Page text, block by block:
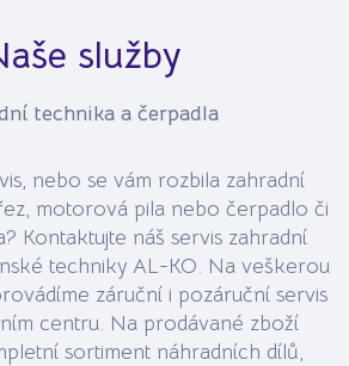
služby
technika a čerpadla
nebo se vám rozbila zahradní
motorová pila nebo čerpadlo či
Kontaktujte náš servis zahradní
techniky AL-KO. Na veškerou
záruční i pozáruční servis
centru. Na prodávané zboží
sortiment náhradních dílů,